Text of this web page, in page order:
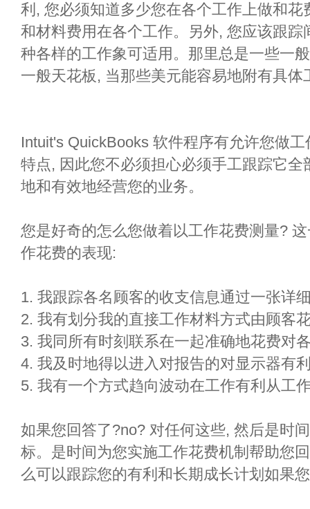
利, 您必须知道多少您在各个工作上做和
和材料费用在各个工作。另外, 您应该跟
种各样的工作象可适用。那里总是一些一
一般天花板, 当那些美元能容易地附有具体
Intuit's QuickBooks 软件程序有允许您做
特点, 因此您不必须担心必须手工跟踪它
地和有效地经营您的业务。
您是好奇的怎么您做着以工作花费测量?
作花费的表现:
1. 我跟踪各名顾客的收支信息通过一张详
2. 我有划分我的直接工作材料方式由顾客
3. 我同所有时刻联系在一起准确地花费对
4. 我及时地得以进入对报告的对显示器有
5. 我有一个方式趋向波动在工作有利从工
如果您回答了?no? 对任何这些, 然后是时
标。是时间为您实施工作花费机制帮助您
么可以跟踪您的有利和长期成长计划如果